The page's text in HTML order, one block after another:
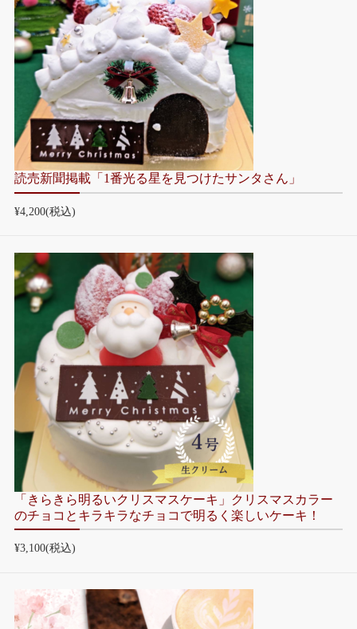
読売新聞掲載「1番光る星を見つけたサンタさん」
¥4,200(税込)
「きらきら明るいクリスマスケーキ」クリスマスカラー
のチョコとキラキラなチョコで明るく楽しいケーキ！
¥3,100(税込)